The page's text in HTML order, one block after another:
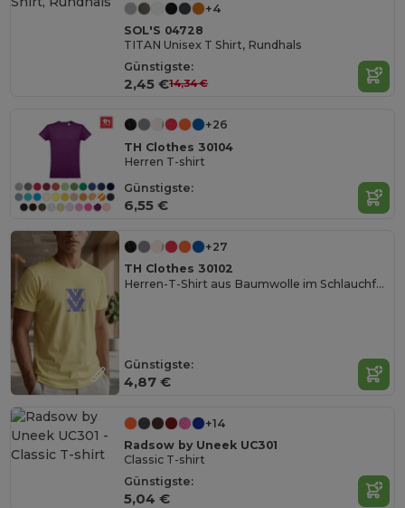
+4
SOL'S 04728
TITAN Unisex T Shirt, Rundhals
Günstigste:
2,45 €14,34 €
+26
TH Clothes 30104
Herren T-shirt
Günstigste:
6,55 €
+27
TH Clothes 30102
Herren-T-Shirt aus Baumwolle im Schlauchformat
Günstigste:
4,87 €
+14
Radsow by Uneek UC301
Classic T-shirt
Günstigste:
5,04 €